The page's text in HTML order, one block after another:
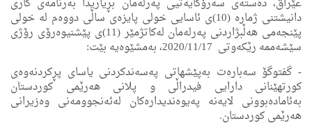
عێراق، ده‌سته‌ی سه‌رۆكایه‌تیی په‌رله‌مان بڕیاریدا به‌رنامه‌ی كاری
دانیشتنی ژماره‌ (10)ی ئاسایی خولی پایزه‌ی ساڵی دووه‌م له ‌خولی
پێنجه‌می هه‌ڵبژاردنی په‌رله‌مان له‌كاتژمێر (11)ی پێشنیوەرۆی رۆژی
سێشه‌ممه‌ رێكه‌وتی 2020/11/17، به‌مشێوه‌یه‌ بێت:
- گفتوگۆ سەبارەت بەپێشهاتی پەسەندكردنی یاسای پڕكردنەوەی
كورتهێنانی دارایی فیدراڵی و پلانی هەرێمی كوردستان
بەئامادەبوونی لایەنە پەیوەندیدارەكان لەئەنجوومەنی وەزیرانی
هەرێمی كوردستان.